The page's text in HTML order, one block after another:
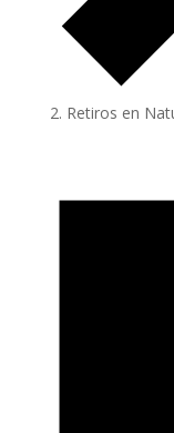
Retiros en
en